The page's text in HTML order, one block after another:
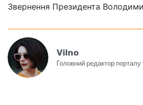
Звернення Президента
Vilno
Головний редактор